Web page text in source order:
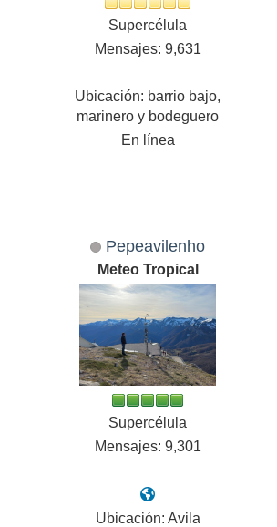
Supercélula
Mensajes: 9,631
Ubicación: barrio bajo,
marinero y bodeguero
En línea
Pepeavilenho
Meteo Tropical
Supercélula
Mensajes: 9,301
Ubicación: Avila